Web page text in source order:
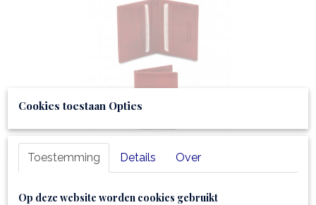
Kaartenhouder van volnerf leer
✓Kaartenhouder van volnerf leer ✓Voor credit-cards…
Cookies toestaan Opties
Toestemming Details Over
Op deze website worden cookies gebruikt